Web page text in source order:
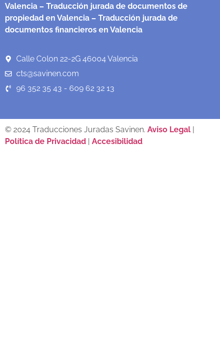
Valencia – Traducción jurada de documentos de
propiedad en Valencia – Traducción jurada de
documentos financieros en Valencia
Calle Colon 22-2G 46004 Valencia
cts@savinen.com
96 352 35 43 - 609 62 32 13
© 2024 Traducciones Juradas Savinen. Aviso Legal |
Política de Privacidad | Accesibilidad